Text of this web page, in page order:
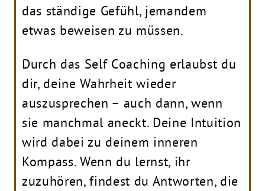
das ständige Gefühl, jemandem
etwas beweisen zu müssen.
Durch das Self Coaching erlaubst du
dir, deine Wahrheit wieder
auszusprechen – auch dann, wenn
sie manchmal aneckt. Deine Intuition
wird dabei zu deinem inneren
Kompass. Wenn du lernst, ihr
zuzuhören, findest du Antworten, die